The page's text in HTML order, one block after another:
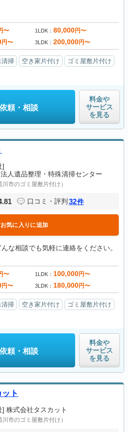
〜 1LDK 80,000円〜
円〜 3LDK 200,000円〜
清掃 空き家片付け
ゴミ屋敷片付け
頼・相談
料金や
サービス
を見る
]
人遺品整理・特殊清掃センター
川市のゴミ屋敷片付け）
口コミ・評判 32件
お気に入りに追加
な相談でも気軽に連絡をください。
〜 1LDK 100,000円〜
円〜 3LDK 180,000円〜
清掃 空き家片付け
ゴミ屋敷片付け
頼・相談
料金や
サービス
を見る
ト
] 株式会社タスカット
川市のゴミ屋敷片付け）